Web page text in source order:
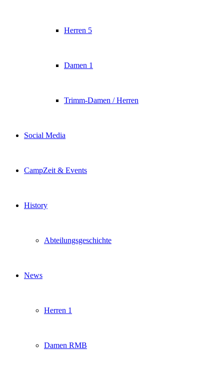
Herren 5
Damen 1
Trimm-Damen / Herren
Social Media
CampZeit & Events
History
Abteilungsgeschichte
News
Herren 1
Damen RMB